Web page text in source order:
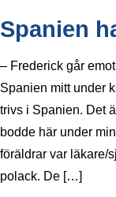
Spanien
– Frederick går
Spanien mitt under
trivs i Spanien. Det
bodde här under
föräldrar var läkare/
polack. De […]